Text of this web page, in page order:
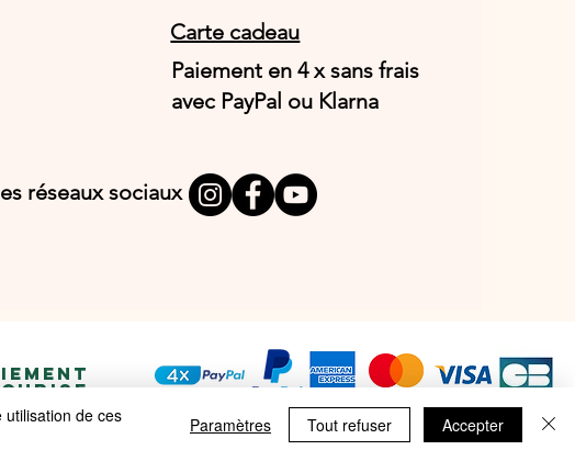
Carte cadeau
Paiement en 4 x sans frais
avec PayPal ou Klarna
réseaux sociaux
de ces
Paramètres Tout refuser Accepter